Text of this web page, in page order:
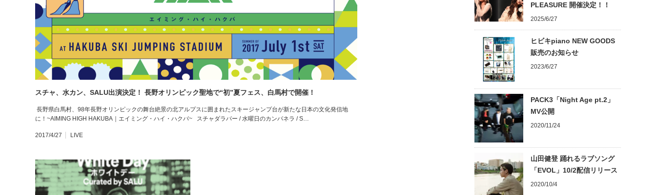
スチャ、水カン、SALU出演決定！ 長野オリンピック聖地で“初”夏フェス、白馬村で開催！
長野県白馬村、98年長野オリンピックの舞台絶景の北アルプスに囲まれたスキージャンプ台が新たな日本の文化発信地
に！~AIMING HIGH HAKUBA｜エイミング・ハイ・ハクバ~ スチャダラパー / 水曜日のカンパネラ / S…
2017/4/27 LIVE
PLEASURE 開催決定！！
2025/6/27
ヒビキpiano NEW GOODS
販売のお知らせ
2023/6/27
PACK3「Night Age pt.2」
MV公開
2020/11/24
山田健登 踊れるラブソング
「EVOL」10/2配信リリース
2020/10/4